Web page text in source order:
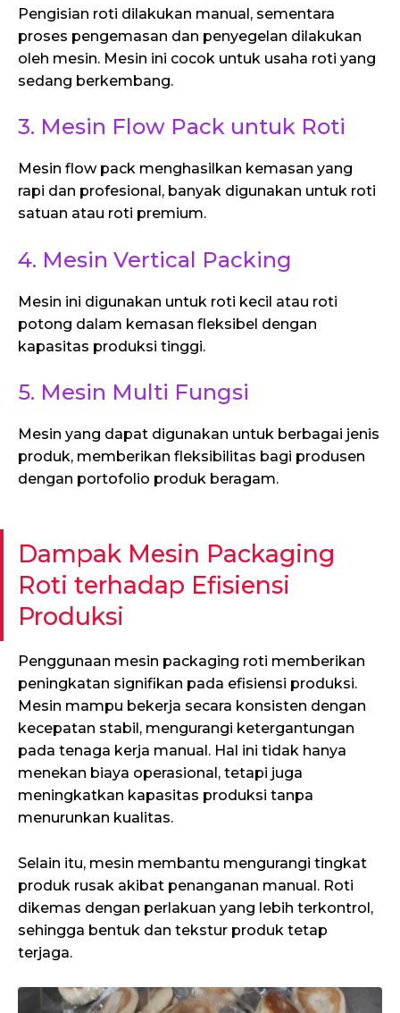
Pengisian roti dilakukan manual, sementara
proses pengemasan dan penyegelan dilakukan
oleh mesin. Mesin ini cocok untuk usaha roti yang
sedang berkembang.
3. Mesin Flow Pack untuk Roti
Mesin flow pack menghasilkan kemasan yang
rapi dan profesional, banyak digunakan untuk roti
satuan atau roti premium.
4. Mesin Vertical Packing
Mesin ini digunakan untuk roti kecil atau roti
potong dalam kemasan fleksibel dengan
kapasitas produksi tinggi.
5. Mesin Multi Fungsi
Mesin yang dapat digunakan untuk berbagai jenis
produk, memberikan fleksibilitas bagi produsen
dengan portofolio produk beragam.
Dampak Mesin Packaging
Roti terhadap Efisiensi
Produksi
Penggunaan mesin packaging roti memberikan
peningkatan signifikan pada efisiensi produksi.
Mesin mampu bekerja secara konsisten dengan
kecepatan stabil, mengurangi ketergantungan
pada tenaga kerja manual. Hal ini tidak hanya
menekan biaya operasional, tetapi juga
meningkatkan kapasitas produksi tanpa
menurunkan kualitas.
Selain itu, mesin membantu mengurangi tingkat
produk rusak akibat penanganan manual. Roti
dikemas dengan perlakuan yang lebih terkontrol,
sehingga bentuk dan tekstur produk tetap
terjaga.